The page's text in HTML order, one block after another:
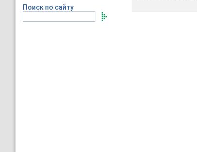
Поиск по сайту